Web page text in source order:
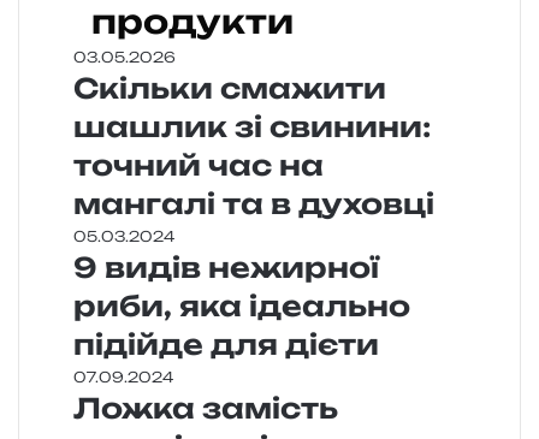
продукти
03.05.2026
Скільки смажити
шашлик зі свинини:
точний час на
мангалі та в духовці
05.03.2024
9 видів нежирної
риби, яка ідеально
підійде для дієти
07.09.2024
Ложка замість